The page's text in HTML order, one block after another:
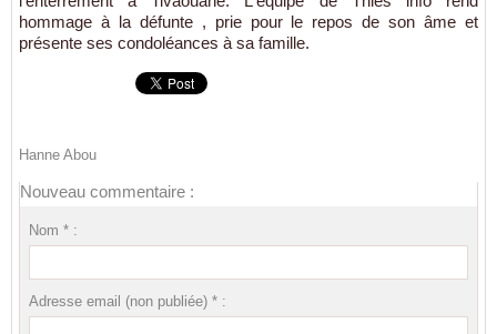
hommage à la défunte , prie pour le repos de son âme et
présente ses condoléances à sa famille.
Hanne Abou
Nouveau commentaire :
Nom * :
Adresse email (non publiée) * :